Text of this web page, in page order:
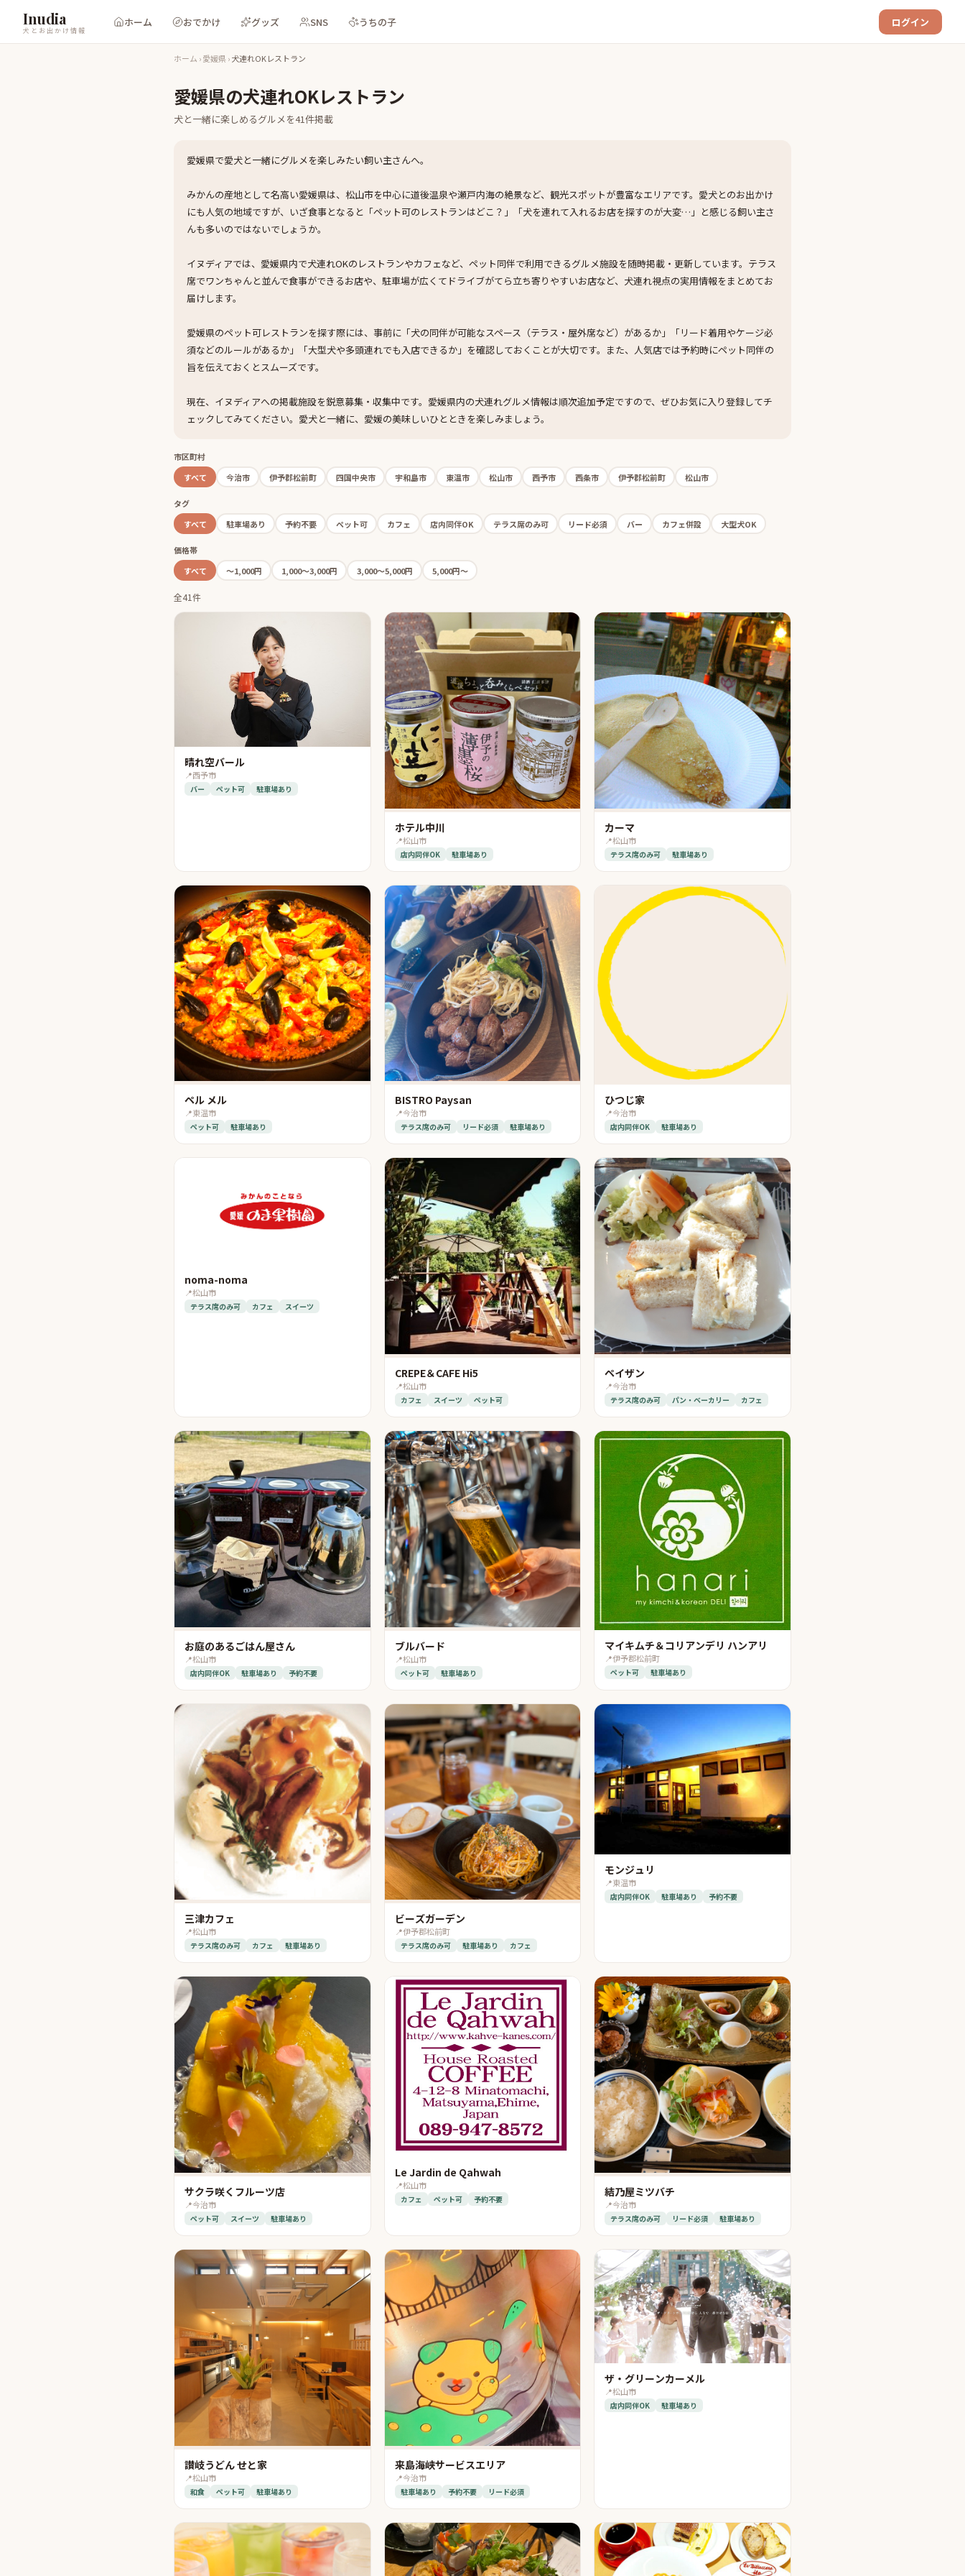
Inudia
犬とお出かけ情報
ホーム おでかけ グッズ SNS うちの子 ログイン
ホーム ›愛媛県›犬連れOKレストラン
愛媛県の犬連れOKレストラン
犬と一緒に楽しめるグルメ を41件掲載
愛媛県で愛犬と一緒にグルメを楽しみたい飼い主さんへ。
みかんの産地として名高い愛媛県は、松山市を中心に道後温泉や瀬戸内海の絶景など、観光スポットが豊富なエリアです。愛犬とのお出かけ
にも人気の地域ですが、いざ食事となると「ペット可のレストランはどこ？」「犬を連れて入れるお店を探すのが大変…」と感じる飼い主さ
んも多いのではないでしょうか。
イヌディアでは、愛媛県内で犬連れOKのレストランやカフェなど、ペット同伴で利用できるグルメ施設を随時掲載・更新しています。テラス
席でワンちゃんと並んで食事ができるお店や、駐車場が広くてドライブがてら立ち寄りやすいお店など、犬連れ視点の実用情報をまとめてお
届けします。
愛媛県のペット可レストランを探す際には、事前に「犬の同伴が可能なスペース（テラス・屋外席など）があるか」「リード着用やケージ必
須などのルールがあるか」「大型犬や多頭連れでも入店できるか」を確認しておくことが大切です。また、人気店では予約時にペット同伴の
旨を伝えておくとスムーズです。
現在、イヌディアへの掲載施設を鋭意募集・収集中です。愛媛県内の犬連れグルメ情報は順次追加予定ですので、ぜひお気に入り登録してチ
ェックしてみてください。愛犬と一緒に、愛媛の美味しいひとときを楽しみましょう。
市区町村
すべて
今治市 伊予郡松前町 四国中央市 宇和島市 東温市 松山市 西予市 西条市 伊予郡松前町 松山市
タグ
すべて
駐車場あり 予約不要 ペット可 カフェ 店内同伴OK テラス席のみ可 リード必須 バー カフェ併設 大型犬OK
価格帯
すべて
〜1,000円 1,000〜3,000円 3,000〜5,000円 5,000円〜
全41件
晴れ空バール
📍西予市
バー ペット可 駐車場あり
ホテル中川
📍松山市
店内同伴OK 駐車場あり
カーマ
📍松山市
テラス席のみ可 駐車場あり
ペル メル
📍東温市
ペット可 駐車場あり
BISTRO Paysan
📍今治市
テラス席のみ可 リード必須 駐車場あり
ひつじ家
📍今治市
店内同伴OK 駐車場あり
noma-noma
📍松山市
テラス席のみ可 カフェ スイーツ
CREPE＆CAFE Hi5
📍松山市
カフェ スイーツ ペット可
ペイザン
📍今治市
テラス席のみ可 パン・ベーカリー カフェ
お庭のあるごはん屋さん
📍松山市
店内同伴OK 駐車場あり 予約不要
ブルバード
📍松山市
ペット可 駐車場あり
マイキムチ＆コリアンデリ ハンアリ
📍伊予郡松前町
ペット可 駐車場あり
三津カフェ
📍松山市
テラス席のみ可 カフェ 駐車場あり
ビーズガーデン
📍伊予郡松前町
テラス席のみ可 駐車場あり カフェ
モンジュリ
📍東温市
店内同伴OK 駐車場あり 予約不要
サクラ咲くフルーツ店
📍今治市
ペット可 スイーツ 駐車場あり
Le Jardin de Qahwah
📍松山市
カフェ ペット可 予約不要
結乃屋ミツバチ
📍今治市
テラス席のみ可 リード必須 駐車場あり
讃岐うどん せと家
📍松山市
和食 ペット可 駐車場あり
来島海峡サービスエリア
📍今治市
駐車場あり 予約不要 リード必須
ザ・グリーンカーメル
📍松山市
店内同伴OK 駐車場あり